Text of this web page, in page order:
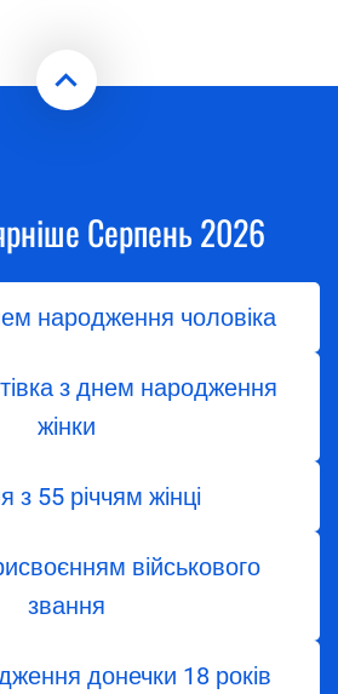
Серпень 2026
народження чоловіка
з днем народження
жінки
з 55 річчям жінці
військового
звання
донечки 18 років